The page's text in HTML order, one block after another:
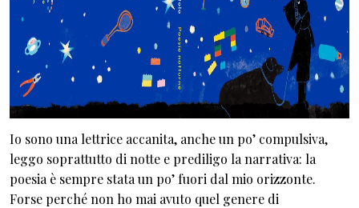
Io sono una lettrice accanita, anche un po’ compulsiva,
leggo soprattutto di notte e prediligo la narrativa: la
poesia è sempre stata un po’ fuori dal mio orizzonte.
Forse perché non ho mai avuto quel genere di